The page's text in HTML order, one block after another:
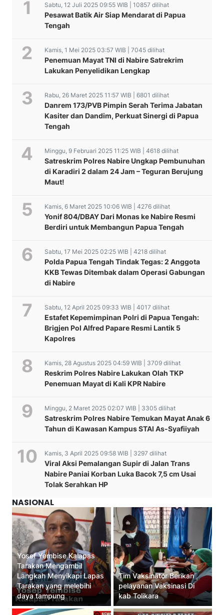
Sabtu, 12 Juli 2025 09:55 WIB | 10857 dilihat
Pesawat Batik Air Siap Mendarat di Papua
Tengah
Kamis, 1 Mei 2025 03:57 WIB | 7045 dilihat
Penemuan Mayat TNI di Nabire Satrekrim
Lakukan Penyelidikan Lengkap
Rabu, 26 Maret 2025 11:57 WIB | 6801 dilihat
Danrem 173/PVB Pimpin Serah Terima Jabatan
Kasiter dan Dandim, Perkuat Sinergi di Papua
Tengah
Minggu, 9 Februari 2025 11:25 WIB | 4618 dilihat
Satreskrim Polres Nabire Ungkap Pembunuhan
di Karadiri 2 dalam 24 Jam – Teguran Berujung
Maut!
Kamis, 6 Maret 2025 10:06 WIB | 4276 dilihat
Yonif 804/DBAY Dari Monas ke Nabire Resmi
Berdiri untuk Membangun Papua Tengah
Sabtu, 17 Mei 2025 02:25 WIB | 4218 dilihat
Polda Papua Tengah Tindak Tegas: 2 Anggota
KKB Tewas Ditembak dalam Operasi Gabungan
di Nabire
Sabtu, 12 April 2025 09:33 WIB | 4017 dilihat
Estafet Kepemimpinan Polri di Papua Tengah:
Brigjen Pol Alfred Papare Resmi Lantik 5
Kapolres
Kamis, 28 Agustus 2025 04:59 WIB | 3709 dilihat
Reskrim Polres Nabire Lakukan Olah TKP
Penemuan Mayat di Kali KPR Nabire
Minggu, 2 Maret 2025 02:07 WIB | 3305 dilihat
Satreskrim Polres Nabire Temukan Mayat Anak 6
Tahun di Kawasan Kampus STAI As-Syafiiyah
Kamis, 3 April 2025 09:58 WIB | 3297 dilihat
Viral Aksi Pemalangan Supir di Jalan Trans
Nabire Paniai Korban Luka Bacok 7,5 cm Usai
Tolak Serahkan HP
NASIONAL
Yosef Yembise Kalapas
Tarakan Mengambil
Langkah Menyikapi Lapas
Tarakan yang melebihi
daya tampung
Tim Vaksinator Berikan
pelayanan Vaksinasi Di
kab Tolikara